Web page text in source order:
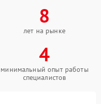
8
лет на рынке
4
минимальный опыт работы
специалистов